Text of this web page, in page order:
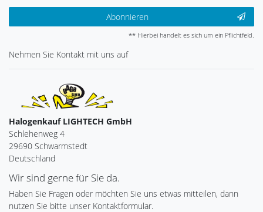
Abonnieren
** Hierbei handelt es sich um ein Pflichtfeld.
Nehmen Sie Kontakt mit uns auf
Halogenkauf LIGHTECH GmbH
Schlehenweg 4
29690 Schwarmstedt
Deutschland
Wir sind gerne für Sie da.
Haben Sie Fragen oder möchten Sie uns etwas mitteilen, dann
nutzen Sie bitte unser Kontaktformular.